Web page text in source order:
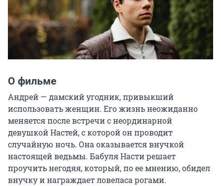
О фильме
Андрей — дамский угодник, привыкший
использовать женщин. Его жизнь неожиданно
меняется после встречи с неординарной
девушкой Настей, с которой он проводит
случайную ночь. Она оказывается внучкой
настоящей ведьмы. Бабуля Насти решает
проучить негодяя, который, по ее мнению, обидел
внучку и награждает ловеласа рогами.